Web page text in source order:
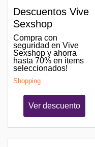
Descuentos Vive
Sexshop
Compra con
seguridad en Vive
Sexshop y ahorra
hasta 70% en items
seleccionados!
Shopping
Ver descuento